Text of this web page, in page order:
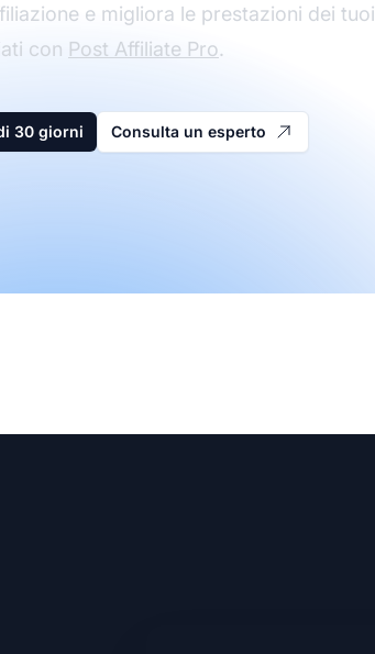
e migliora le prestazioni dei tuoi
con Post Affiliate Pro.
30 giorni Consulta un esperto